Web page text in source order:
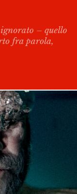
– quello
fra parola,